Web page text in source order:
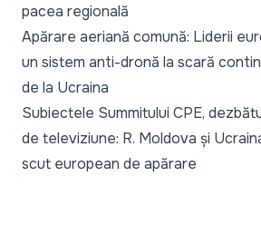
pacea regională
Apărare aeriană comună: Liderii
un sistem anti-dronă la scară
de la Ucraina
Subiectele Summitului CPE,
de televiziune: R. Moldova și
scut european de apărare